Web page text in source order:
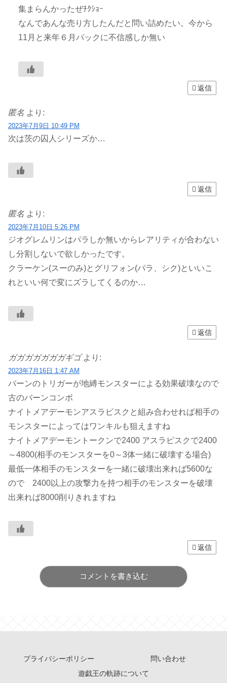
集まらんかったぜﾁｸｼｮｰ
なんであんな売り方したんだと問い詰めたい。今から
11月と来年６月パックに不信感しか無い
返信
匿名 より:
2023年7月9日 10:49 PM
次は茨の囚人シリーズか…
返信
匿名 より:
2023年7月10日 5:26 PM
ジオグレムリンはパラしか無いからレアリティが合わない
し分割しないで欲しかったです。
クラーケン(スーのみ)とグリフォン(パラ、シク)といいこ
れといい何で変にズラしてくるのか…
返信
ガガガガガガガギゴ より:
2023年7月16日 1:47 AM
バーンのトリガーが地縛モンスターによる効果破壊なので
古のバーンコンボ
ナイトメアデーモンアスラピスクと組み合わせれば相手の
モンスターによってはワンキルも狙えますね
ナイトメアデーモントークンで2400 アスラピスクで2400
～4800(相手のモンスターを0～3体一緒に破壊する場合)
最低一体相手のモンスターを一緒に破壊出来れば5600な
ので 2400以上の攻撃力を持つ相手のモンスターを破壊
出来れば8000削りきれますね
返信
コメントを書き込む
プライバシーポリシー
問い合わせ
遊戯王の軌跡について